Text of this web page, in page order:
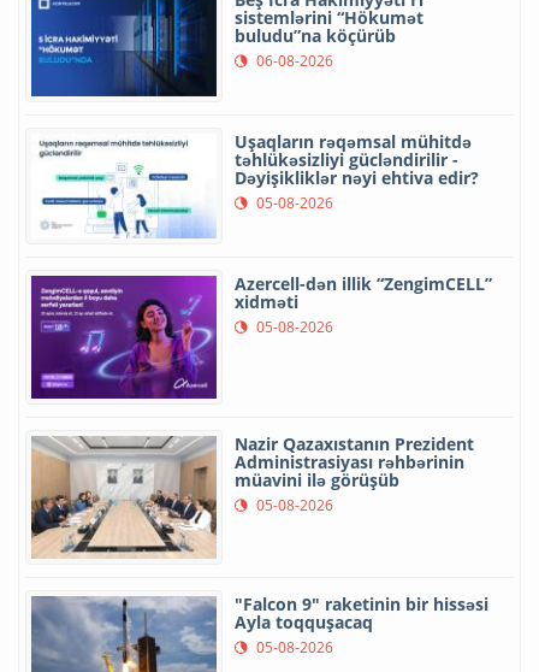
sistemlərini “Hökumət
buludu”na köçürüb
06-08-2026
Uşaqların rəqəmsal mühitdə
təhlükəsizliyi gücləndirilir -
Dəyişikliklər nəyi ehtiva edir?
05-08-2026
Azercell-dən illik “ZengimCELL”
xidməti
05-08-2026
Nazir Qazaxıstanın Prezident
Administrasiyası rəhbərinin
müavini ilə görüşüb
05-08-2026
"Falcon 9" raketinin bir hissəsi
Ayla toqquşacaq
05-08-2026